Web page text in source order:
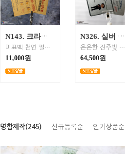
N143. 크라프트지 명함｜빈티지한 천연 갈색조와 견고한 인장 강도를 지닌 친환경 추천명함
미표백 천연 펄프｜100% 재활용 재생지｜고강도 내구성｜아날로그 빈티지｜지속 가능한 브랜딩｜재생지｜크라프트명함
11,000원
N326. 실버 펄 프리미엄 카드명함｜PET재질 - 영롱한 진주빛 펄과 유광 실버 테두리가 명품인 프리미엄 명함
은은한 진주빛 펄과 유광 실버 테두리의 정교한 대비 / 완벽 방수 PET 소재로 변치 않는 견고함 / 광물 질감의 세련미로 브랜드의 지성미와 권위를 각인시키는 디자인
64,500원
명함제작(245) 신규등록순 인기상품순